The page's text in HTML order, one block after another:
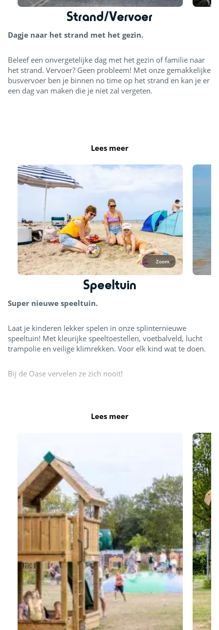
Strand/Vervoer
Dagje naar het strand met het gezin.
Beleef een onvergetelijke dag met het gezin of familie naar
het strand. Vervoer? Geen probleem! Met onze gemakkelijke
busvervoer ben je binnen no time op het strand en kan je er
een dag van maken die je niet zal vergeten.
Lees meer
Zoom
Speeltuin
Super nieuwe speeltuin.
Laat je kinderen lekker spelen in onze splinternieuwe
speeltuin! Met kleurijke speeltoestellen, voetbalveld, lucht
trampolie en veilige klimrekken. Voor elk kind wat te doen.
Bij de Oase vervelen ze zich nooit!
Lees meer